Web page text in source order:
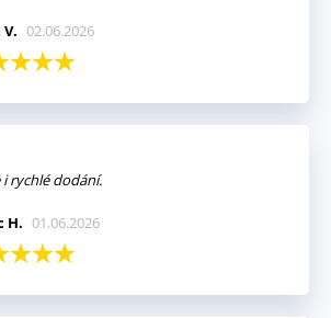
02.06.2026
rychlé dodání.
H. 01.06.2026